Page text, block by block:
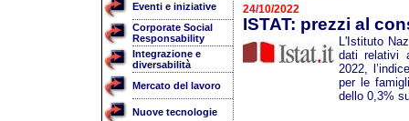
Eventi e iniziative
Corporate Social
Responsability
Integrazione e
diversabilità
Mercato del lavoro
Nuove tecnologie
24/10/2022
ISTAT: prezzi al
L'Istituto
dati relativi
2022,
per le
dello 0,3%